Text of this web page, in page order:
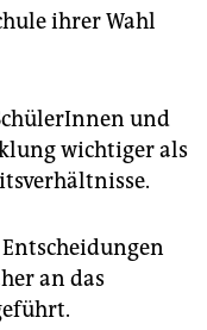
ihrer Wahl
und
wichtiger als
an das